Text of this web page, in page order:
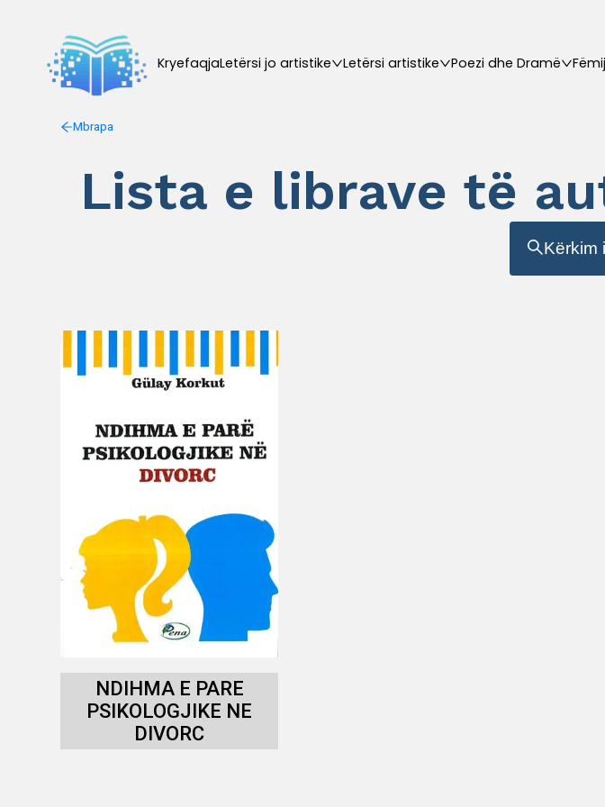
KryefaqjaLetërsi jo artistike Letërsi artistike Poezi dhe Dramë
Mbrapa
Lista e librave të
Kërkim
NDIHMA E PARE
PSIKOLOGJIKE NE
DIVORC